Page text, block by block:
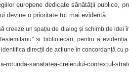
europene dedicate sănătății publice,
devine o prioritate tot mai evidentă.
creeze un spațiu de dialog și schimb de idei
și bibliotecari, pentru a
direcții de acțiune în concordanță cu
rotunda-sanatatea-creierului-contextul-